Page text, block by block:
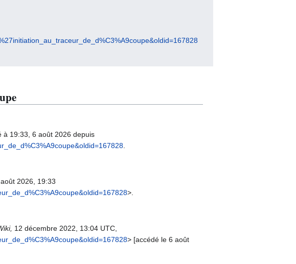
à 19:33, 6 août 2026 depuis
2026, 19:33
>.
12 décembre 2022, 13:04 UTC,
> [accédé le 6 août